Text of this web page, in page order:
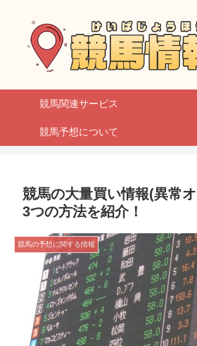
競馬関連サービス
競馬予想について
競馬の大量買い情報(異常
3つの方法を紹介！
競馬の予想に関する情報